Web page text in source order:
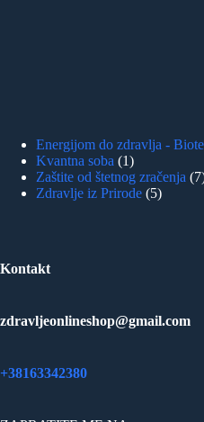
Energijom do zdravlja -
Kvantna soba 11
product
Zaštite od štetnog zračenja 7
Zdravlje iz Prirode 55
Kontakt
zdravljeonlineshop@gmail.com
+38163342380